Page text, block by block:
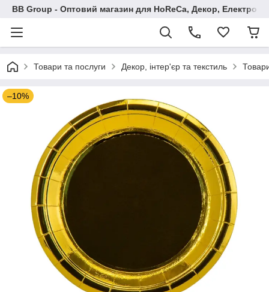
BB Group - Оптовий магазин для HoReCa, Декор,
Товари та послуги Декор, інтер'єр та текстиль
–10%